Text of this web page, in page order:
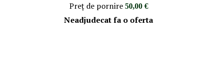
Preţ de pornire 50,00 €
Neadjudecat fa o oferta